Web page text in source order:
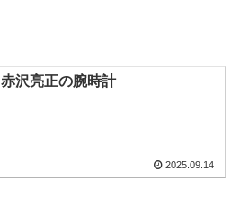
赤沢亮正の腕時計
2025.09.14